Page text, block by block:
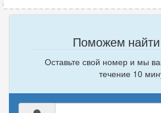
Поможем
Оставьте свой номер и мы
течение 10